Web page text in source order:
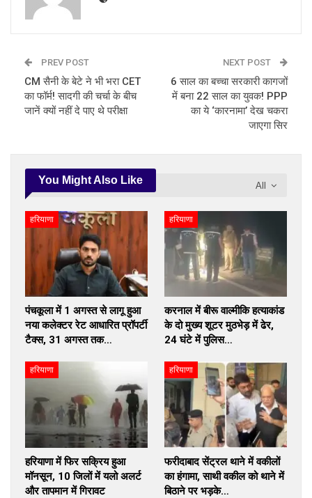
PREV POST
CM सैनी के बेटे ने भी भरा CET
का फॉर्म! सादगी की चर्चा के बीच
जानें क्यों नहीं दे पाए थे परीक्षा
NEXT POST
6 साल का बच्चा सरकारी कागजों
में बना 22 साल का युवक! PPP
का ये ‘कारनामा’ देख चकरा
जाएगा सिर
All
You Might Also Like
हरियाणा
पंचकूला में 1 अगस्त से लागू हुआ
नया कलेक्टर रेट आधारित प्रॉपर्टी
टैक्स, 31 अगस्त तक…
हरियाणा
करनाल में बीरू वाल्मीकि हत्याकांड
के दो मुख्य शूटर मुठभेड़ में ढेर,
24 घंटे में पुलिस…
हरियाणा
हरियाणा में फिर सक्रिय हुआ
मॉनसून, 10 जिलों में यलो अलर्ट
और तापमान में गिरावट
हरियाणा
फरीदाबाद सेंट्रल थाने में वकीलों
का हंगामा, साथी वकील को थाने में
बिठाने पर भड़के…